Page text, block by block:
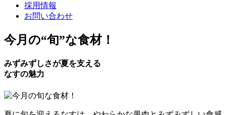
採用情報
お問い合わせ
今月の“旬”な食材！
みずみずしさが夏を支える
なすの魅力